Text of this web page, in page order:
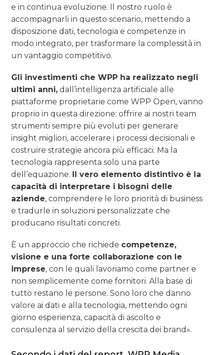
e in continua evoluzione. Il nostro ruolo è
accompagnarli in questo scenario, mettendo a
disposizione dati, tecnologia e competenze in
modo integrato, per trasformare la complessità in
un vantaggio competitivo.
Gli investimenti che WPP ha realizzato negli
ultimi anni, dall’intelligenza artificiale alle
piattaforme proprietarie come WPP Open, vanno
proprio in questa direzione: offrire ai nostri team
strumenti sempre più evoluti per generare
insight migliori, accelerare i processi decisionali e
costruire strategie ancora più efficaci. Ma la
tecnologia rappresenta solo una parte
dell’equazione. Il vero elemento distintivo è la
capacità di interpretare i bisogni delle
aziende, comprendere le loro priorità di business
e tradurle in soluzioni personalizzate che
producano risultati concreti.
È un approccio che richiede competenze,
visione e una forte collaborazione con le
imprese, con le quali lavoriamo come partner e
non semplicemente come fornitori. Alla base di
tutto restano le persone. Sono loro che danno
valore ai dati e alla tecnologia, mettendo ogni
giorno esperienza, capacità di ascolto e
consulenza al servizio della crescita dei brand».